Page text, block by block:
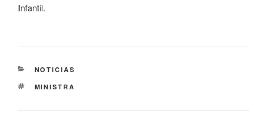
Infantil.
NOTICIAS
MINISTRA